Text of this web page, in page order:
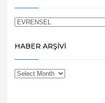
HABER ARŞİVİ